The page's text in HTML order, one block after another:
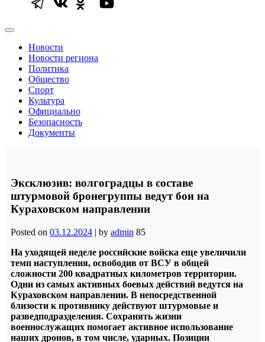
Новости
Новости региона
Политика
Общество
Спорт
Культура
Официально
Безопасность
Документы
Эксклюзив: волгоградцы в составе
штурмовой бронегруппы ведут бои на
Кураховском направлении
Posted on 03.12.2024 | by admin 85
На уходящей неделе российские войска еще увеличили
темп наступления, освободив от ВСУ в общей
сложности 200 квадратных километров территории.
Одни из самых активных боевых действий ведутся на
Кураховском направлении. В непосредственной
близости к противнику действуют штурмовые и
разведподразделения. Сохранять жизни
военнослужащих помогает активное использование
наших дронов, в том числе, ударных. Позиции